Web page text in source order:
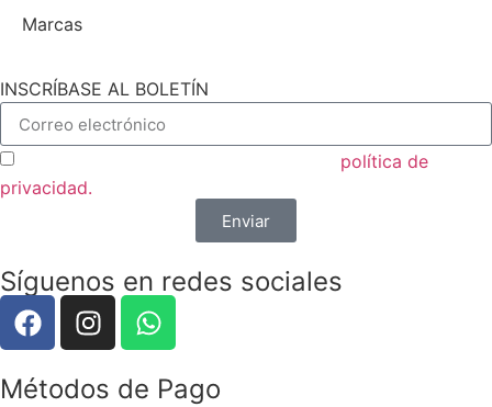
Marcas
INSCRÍBASE AL BOLETÍN
política de
privacidad.
Enviar
Síguenos en redes sociales
Métodos de Pago